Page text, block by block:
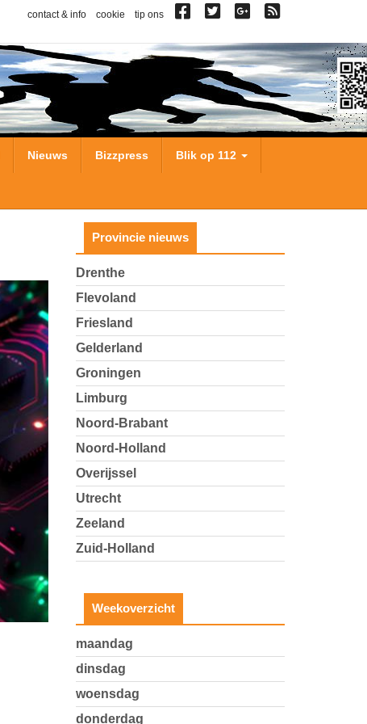
contact & info cookie tip ons
Nieuws Bizzpress Blik op 112
Provincie nieuws
Drenthe
Flevoland
Friesland
Gelderland
Groningen
Limburg
Noord-Brabant
Noord-Holland
Overijssel
Utrecht
Zeeland
Zuid-Holland
Weekoverzicht
maandag
dinsdag
woensdag
donderdag